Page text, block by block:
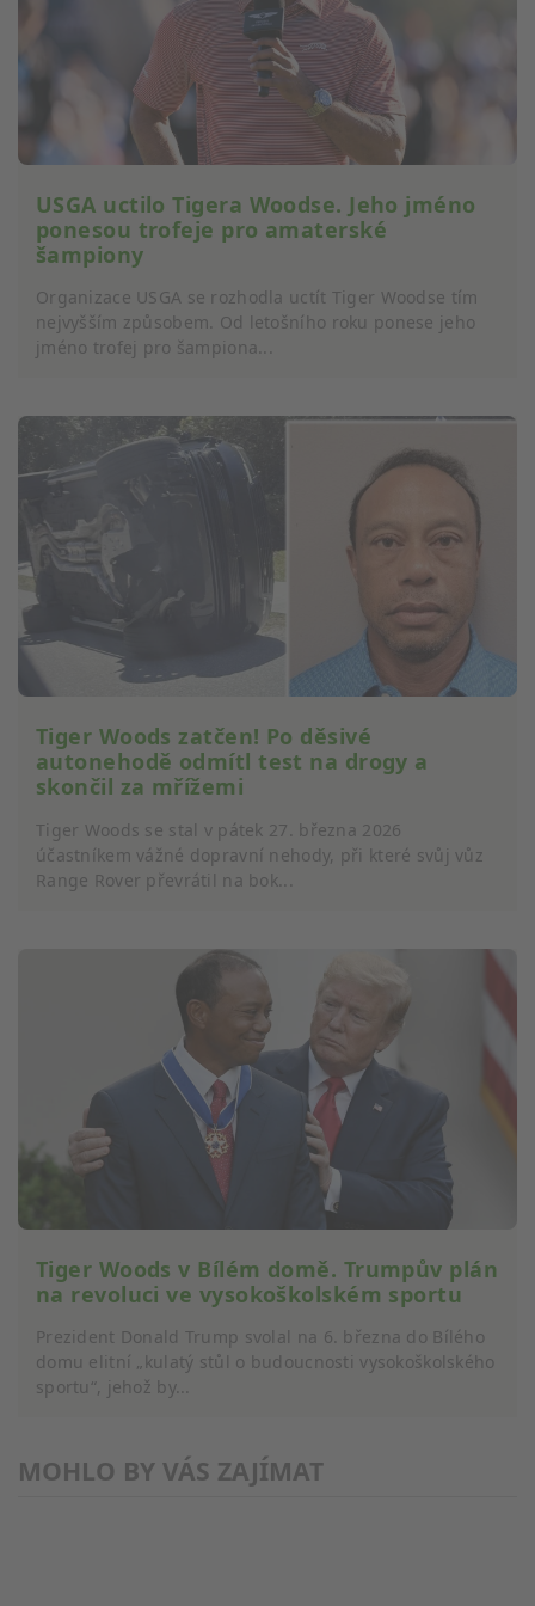
USGA uctilo Tigera Woodse. Jeho jméno
ponesou trofeje pro amaterské
šampiony
Organizace USGA se rozhodla uctít Tiger Woodse tím
nejvyšším způsobem. Od letošního roku ponese jeho
jméno trofej pro šampiona...
Tiger Woods zatčen! Po děsivé
autonehodě odmítl test na drogy a
skončil za mřížemi
Tiger Woods se stal v pátek 27. března 2026
účastníkem vážné dopravní nehody, při které svůj vůz
Range Rover převrátil na bok...
Tiger Woods v Bílém domě. Trumpův plán
na revoluci ve vysokoškolském sportu
Prezident Donald Trump svolal na 6. března do Bílého
domu elitní „kulatý stůl o budoucnosti vysokoškolského
sportu“, jehož by...
MOHLO BY VÁS ZAJÍMAT
Rozvoj a zlepšování služeb
Použití omezených údajů k výběru obsahu
Speciální funkce IAB:
Používání přesných údajů o zeměpisné
Identifikace zařízení na základě aktivně
vyžádaných informací
Účely zpracování, které nesouvisejí s IAB:
Nezbytné
Funkční
Reklamní